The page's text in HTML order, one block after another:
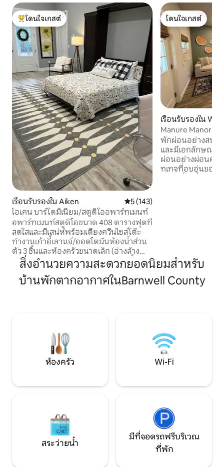
โดนใจเกสต์ที่สุด
โดนใจเกสต์
เรือนรับรองใน Aiken คะแนนเฉลี่ย 5 จาก 5, 143 รีวิว
5 (143)
ไอเคน บาร์โดมิเนียม/สตูดิโออพาร์ทเมนท์
อพาร์ทเมนท์สตูดิโอขนาด 408 ตารางฟุตที่
สดใสและมีเสน่ห์พร้อมเตียงควีนไซส์โต๊ะ
ทำงานเก้าอี้เลานจ์/ออตโตมันห้องน้ำส่วน
ตัว 3 ชิ้นและห้องครัวขนาดเล็ก (อ่างล้าง
จานมินิฟริกและไมโครเวฟ) นอกจากนี้ยังมี
ตู้เสื้อผ้าเฉพาะสถานีกาแฟที่มีอุปกรณ์ครบ
ครันสมาร์ททีวีชั้นวางสัมภาระโต๊ะรีดผ้า
ยังสถานที่ท่องเที่ยวในท้องถิ่นในไอเคนเซา
ท์แคโรไลนาและออกัสตาจอร์เจีย
โดนใจเกสต์
โดนใจเกสต์
เรือนรับรองใน
Manure Manor ที่
พักผ่อนอย่างสบาย
และมีเอกลักษณ์ข
ผ่อนอย่างผ่อนคลา
ทเทจที่อบอุ่นของเ
ชนบทที่แท้จริงอย่า
สิ่งอำนวยความสะดวกยอดนิยมสำหรับ
บ้านพักตากอากาศในBarnwell County
ห้องครัว Wi-Fi
สระว่ายน้ำ
มีที่จอดรถฟรีบริเวณ
ที่พัก